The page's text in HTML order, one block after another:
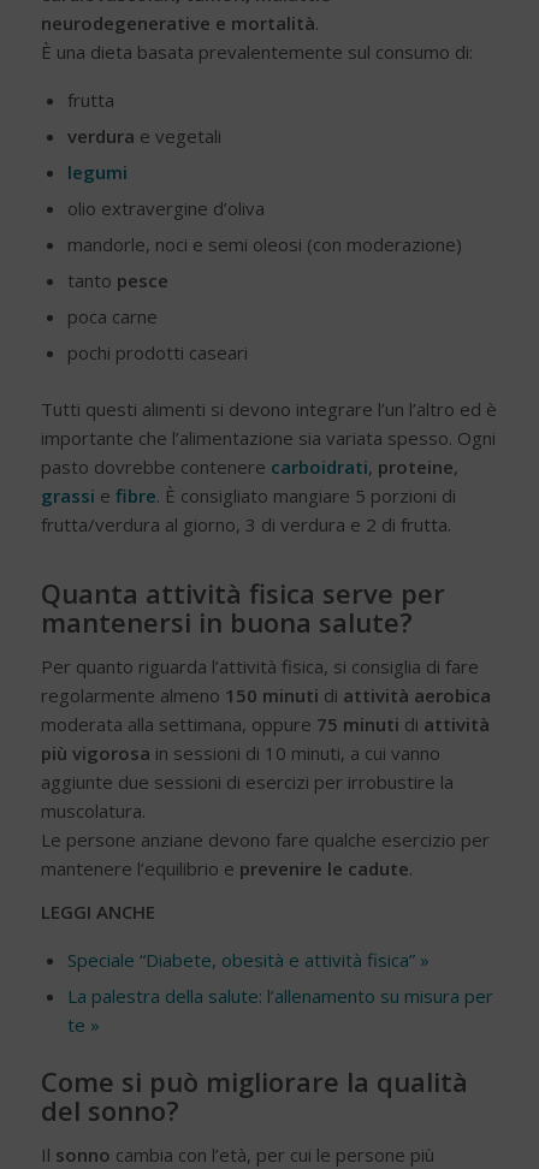
neurodegenerative e mortalità.
È una dieta basata prevalentemente sul consumo di:
frutta
verdura e vegetali
legumi
olio extravergine d’oliva
mandorle, noci e semi oleosi (con moderazione)
tanto pesce
poca carne
pochi prodotti caseari
Tutti questi alimenti si devono integrare l’un l’altro ed è
importante che l’alimentazione sia variata spesso. Ogni
pasto dovrebbe contenere carboidrati, proteine,
grassi e fibre. È consigliato mangiare 5 porzioni di
frutta/verdura al giorno, 3 di verdura e 2 di frutta.
Quanta attività fisica serve per
mantenersi in buona salute?
Per quanto riguarda l’attività fisica, si consiglia di fare
regolarmente almeno 150 minuti di attività aerobica
moderata alla settimana, oppure 75 minuti di attività
più vigorosa in sessioni di 10 minuti, a cui vanno
aggiunte due sessioni di esercizi per irrobustire la
muscolatura.
Le persone anziane devono fare qualche esercizio per
mantenere l’equilibrio e prevenire le cadute.
LEGGI ANCHE
Speciale “Diabete, obesità e attività fisica” »
La palestra della salute: l’allenamento su misura per
te »
Come si può migliorare la qualità
del sonno?
Il sonno cambia con l’età, per cui le persone più